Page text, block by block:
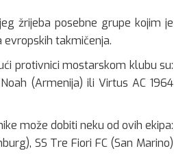
žrijeba posebne grupe kojim je
takmičenja.
protivnici mostarskom klubu su:
(Armenija) ili Virtus AC 1964
može dobiti neku od ovih ekipa:
SS Tre Fiori FC (San Marino)